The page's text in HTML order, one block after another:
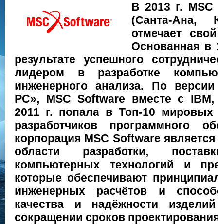
В 2013 г.
(Санта-Ана,
отмечает
Основанная в
результате успешного
лидером в разработке
инженерного анализа. По
PC», MSC Software вместе с
2011 г. попала в Топ-10
разработчиков программного
корпорация MSC Software
области разработки,
компьютерных технологий и
которые обеспечивают
инженерных расчётов и
качества и надёжности
сокращении сроков